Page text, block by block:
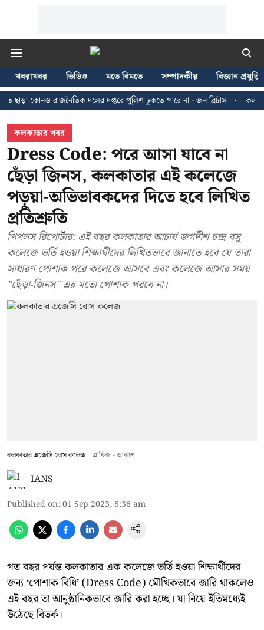
খবরাখবর ভিডিও মতে বিমতে সম্পাদকীয়
বিজ্ঞান প্রযুক্তি
রাজনৈতিক দলের দপ্তরে পুলিশ ঢুকতে পারে না - জন ব্রিটাস
কলকাতায় ২৪
কলকাতার খবর
Dress Code: পরে আসা যাবে না
ছেঁড়া জিনস, কলকাতার এই কলেজে
পড়ুয়া-অভিভাবকদের দিতে হবে লিখিত
প্রতিশ্রুতি
পিপলস রিপোর্টার: এই বছর কলকাতার আচার্য জগদীশ চন্দ্র বসু
কলেজে ভর্তি হওয়া শিক্ষার্থীদের লিখিতভাবে জানাতে হবে যে তারা
সাধারণ পোশাক পরে কলেজে আসবে এবং কলেজে আসার সময়
"ছেঁড়া-জিনস" এর মতো পোশাক পরবে না।
কলকাতার এজেসি বোস কলেজ গ্রাফিক্স - আকাশ
IANS
Published on:01 Sep 2023, 8:36 am
গত বছর পর্যন্ত কলকাতার এক কলেজে ভর্তি হওয়া শিক্ষার্থীদের
জন্য ‘পোশাক বিধি’ (Dress Code) মৌখিকভাবে জারি থাকলেও
এই বছর তা আনুষ্ঠানিকভাবে জারি করা হচ্ছে। যা নিয়ে ইতিমধ্যেই
উঠেছে বিতর্ক।